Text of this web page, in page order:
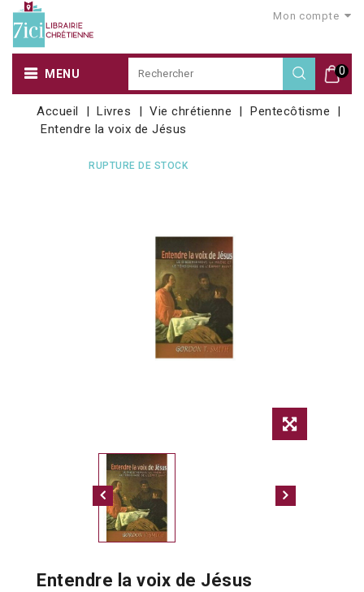
Mon compte
0
MENU
Accueil Livres Vie chrétienne
Pentecôtisme
Entendre la voix de Jésus
RUPTURE DE STOCK
Entendre la voix de Jésus